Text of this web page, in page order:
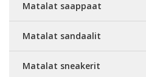
Matalat saappaat
Matalat sandaalit
Matalat sneakerit